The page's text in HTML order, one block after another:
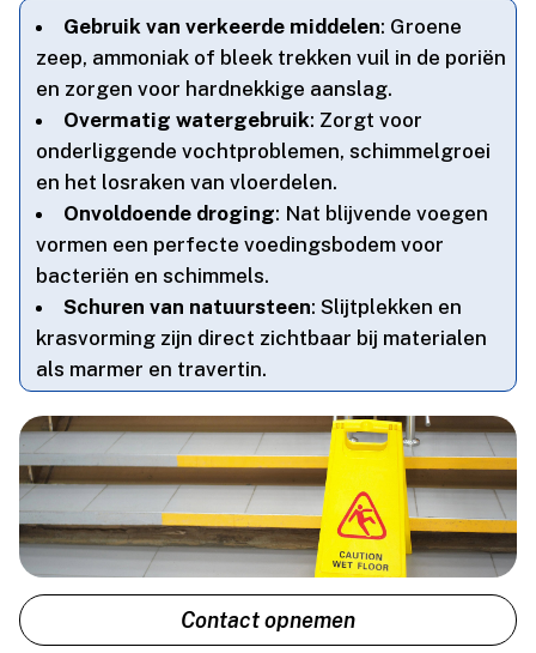
Gebruik van verkeerde middelen: Groene
zeep, ammoniak of bleek trekken vuil in de poriën
en zorgen voor hardnekkige aanslag.​
Overmatig watergebruik: Zorgt voor
onderliggende vochtproblemen, schimmelgroei
en het losraken van vloerdelen.​
Onvoldoende droging: Nat blijvende voegen
vormen een perfecte voedingsbodem voor
bacteriën en schimmels.​
Schuren van natuursteen: Slijtplekken en
krasvorming zijn direct zichtbaar bij materialen
als marmer en travertin.​
Contact opnemen